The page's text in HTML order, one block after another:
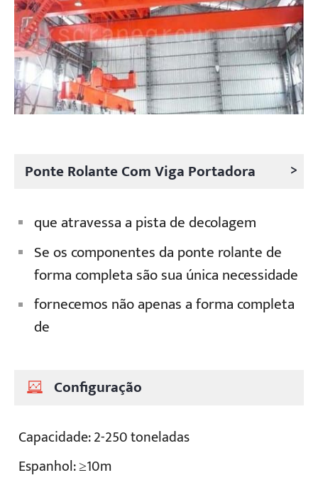
Ponte Rolante Com Viga Portadora >
que atravessa a pista de decolagem
Se os componentes da ponte rolante de
forma completa são sua única necessidade
fornecemos não apenas a forma completa
de
Configuração
Capacidade: 2-250 toneladas
Espanhol: ≥10m